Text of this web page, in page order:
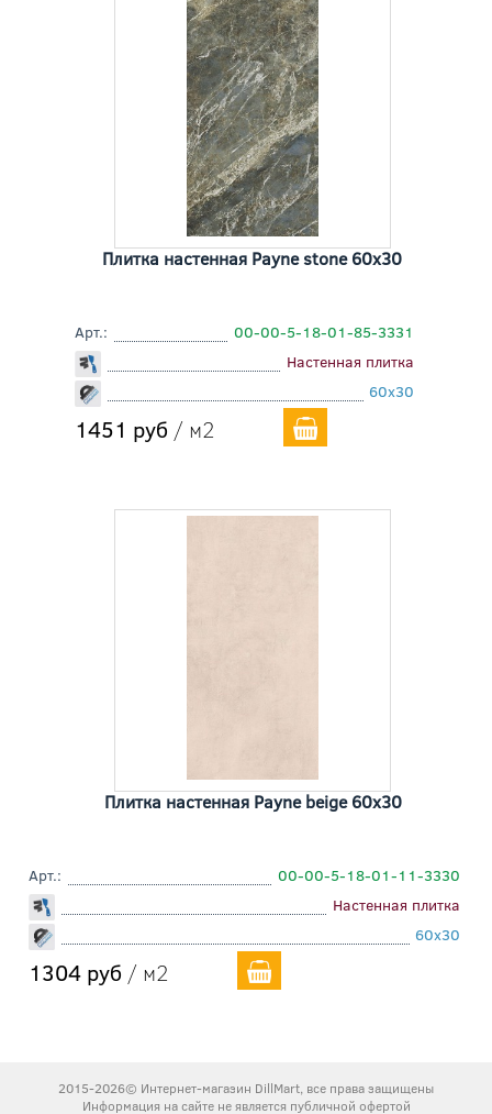
Плитка настенная Payne stone 60x30
Арт.:
00-00-5-18-01-85-3331
Настенная плитка
60x30
1451 руб / м2
Плитка настенная Payne beige 60x30
Арт.:
00-00-5-18-01-11-3330
Настенная плитка
60x30
1304 руб / м2
2015-2026© Интернет-магазин DillMart, все права защищены
Информация на сайте не является публичной офертой